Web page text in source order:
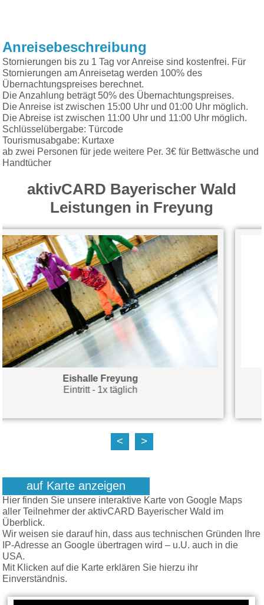
Anreisebeschreibung
Stornierungen bis zu 1 Tag vor Anreise sind kostenfrei. Für
Stornierungen am Anreisetag werden 100% des
Übernachtungspreises berechnet.
Die Anzahlung beträgt 50% des Übernachtungspreises.
Die Anreise ist zwischen 15:00 Uhr und 01:00 Uhr möglich.
Die Abreise ist zwischen 11:00 Uhr und 11:00 Uhr möglich.
Schlüsselübergabe: Türcode
Tourismusabgabe: Kurtaxe
ab zwei Personen für jede weitere Per. 3€ für Bettwäsche und
Handtücher
aktivCARD Bayerischer Wald
Leistungen in Freyung
< >
auf Karte anzeigen
Hier finden Sie unsere interaktive Karte von Google Maps
aller Teilnehmer der aktivCARD Bayerischer Wald im
Überblick.
Wir weisen sie darauf hin, dass aus technischen Gründen Ihre
IP-Adresse an Google übertragen wird – u.U. auch in die
USA.
Mit Klicken auf die Karte erklären Sie hierzu ihr
Einverständnis.